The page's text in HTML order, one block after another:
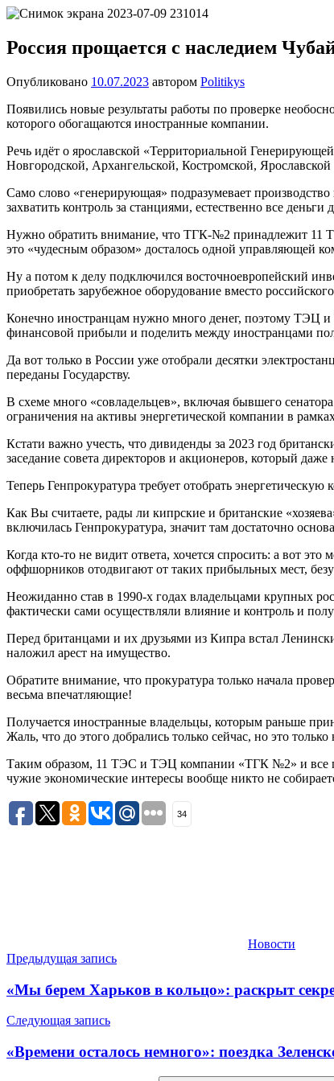
Перейти
содержимому
один
сайт
WordPress
Россия прощается с наследием
Опубликовано 10.07.2023 автором Politikys
Появились новые результаты работы по проверке
которого обогащаются иностранные компании.
Речь идёт о ярославской «Территориальной
Новгородской, Архангельской, Костромской,
Само слово «генерирующая» подразумевает
захватить контроль за станциями, естественно все
Нужно обратить внимание, что ТГК-№2 принадлежит 11
это «чудесным образом» досталось одной управляющей
Ну а потом к делу подключился восточноевропейский
приобретать зарубежное оборудование вместо
Конечно иностранцам нужно много денег, поэтому ТЭЦ
финансовой прибыли и поделить между иностранцами
Да вот только в России уже отобрали десятки
переданы Государству.
В схеме много «совладельцев», включая бывшего
ограничения на активы энергетической компании в
Кстати важно учесть, что дивиденды за 2023 год
заседание совета директоров и акционеров, который
Теперь Генпрокуратура требует отобрать
Как Вы считаете, рады ли кипрские и британские
включилась Генпрокуратура, значит там достаточно
Когда кто-то не видит ответа, хочется спросить: а вот
оффшорников отодвигают от таких прибыльных мест,
Неожиданно став в 1990-х годах владельцами крупных
фактически сами осуществляли влияние и контроль и
Перед британцами и их друзьями из Кипра встал
наложил арест на имущество.
Обратите внимание, что прокуратура только начала
весьма впечатляющие!
Получается иностранные владельцы, которым раньше
Жаль, что до этого добрались только сейчас, но это
Таким образом, 11 ТЭС и ТЭЦ компании «ТГК №2» и все
чужие экономические интересы вообще никто не
34
Новости
Навигация
по
записям
Предыдущая запись
«Мы берем Харьков в кольцо»: раскрыт
Следующая запись
«Времени осталось немного»: поездка